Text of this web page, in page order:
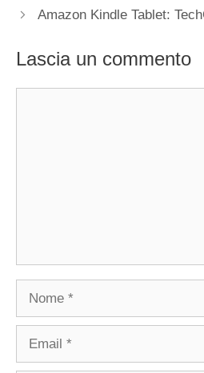
Amazon Kindle Tablet:
Lascia un commento
Nome
Email